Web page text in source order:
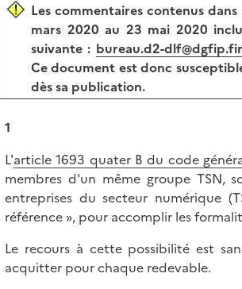
Les commentaires contenus
mars 2020 au 23 mai 2020
suivante : bureau.d2-
Ce document est donc
dès sa publication.
1
L'article 1693 quater B du code
membres d'un même groupe TSN,
entreprises du secteur numérique
référence », pour accomplir les
Le recours à cette possibilité est
acquitter pour chaque redevable.